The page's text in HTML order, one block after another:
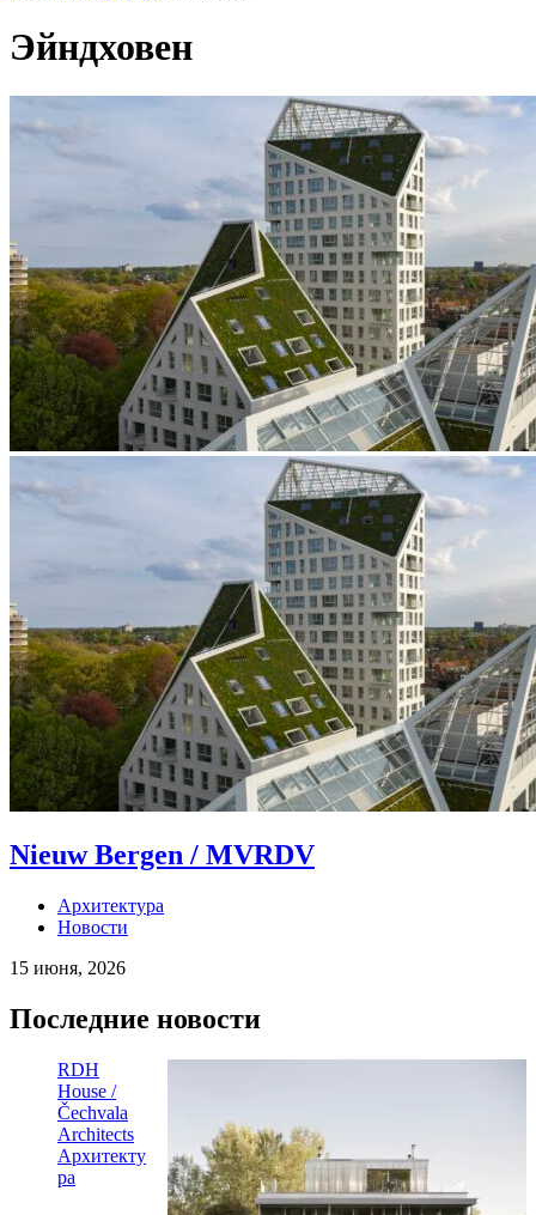
Эйндховен
Nieuw Bergen / MVRDV
Архитектура
Новости
15 июня, 2026
Последние новости
RDH
House /
Čechvala
Architects
Архитекту
ра